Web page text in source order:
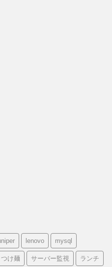
lenovo mysql
つけ麺 サーバー監視 ランチ